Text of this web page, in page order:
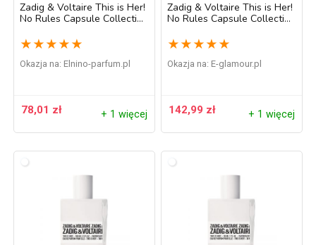
Zadig & Voltaire This is Her!
No Rules Capsule Collection
kobiet 20 ml
★ ★ ★ ★ ★
Okazja na: elnino-parfum.pl
78,01 zł + 1 więcej
Zadig & Voltaire This is Her!
No Rules Capsule Collection
kobiet 50 ml
★ ★ ★ ★ ★
Okazja na: e-glamour.pl
142,99 zł + 1 więcej